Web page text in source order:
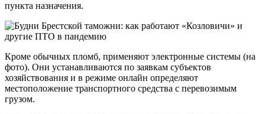
пункта назначения.
Кроме обычных пломб, применяют электронные системы (на
фото). Они устанавливаются по заявкам субъектов
хозяйствования и в режиме онлайн определяют
местоположение транспортного средства с перевозимым
грузом.